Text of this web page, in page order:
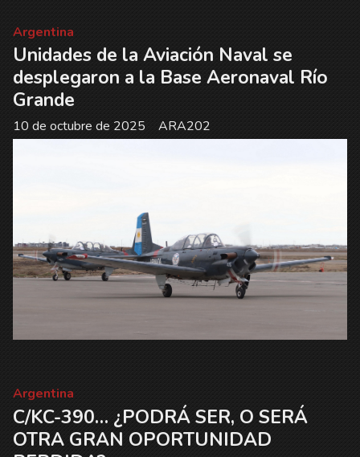
Unidades de la Aviación Naval se
desplegaron a la Base Aeronaval Río
Grande
ARA202
Argentina
10 de octubre de 2025
C/KC-390… ¿PODRÁ SER, O SERÁ
OTRA GRAN OPORTUNIDAD
Argentina